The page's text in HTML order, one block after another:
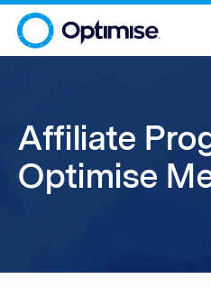
Affiliate
Optimise